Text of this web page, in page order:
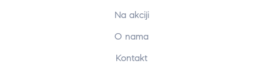
Na akciji
O nama
Kontakt